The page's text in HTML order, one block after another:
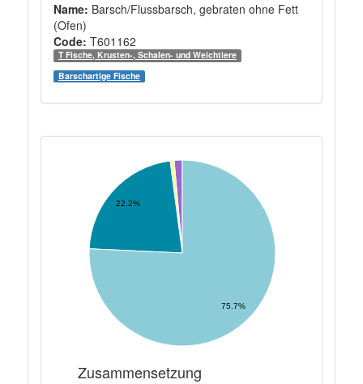
Name: Barsch/Flussbarsch, gebraten ohne Fett
(Ofen)
Code: T601162
T Fische, Krusten-, Schalen- und Weichtiere
Barschartige Fische
22.2%
75.7%
Zusammensetzung